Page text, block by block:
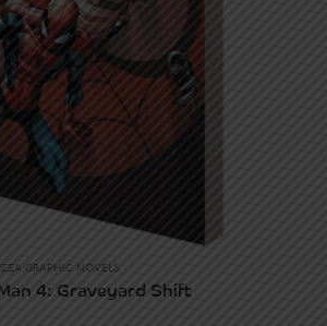
GRAPHIC NOVELS
4: Graveyard Shift